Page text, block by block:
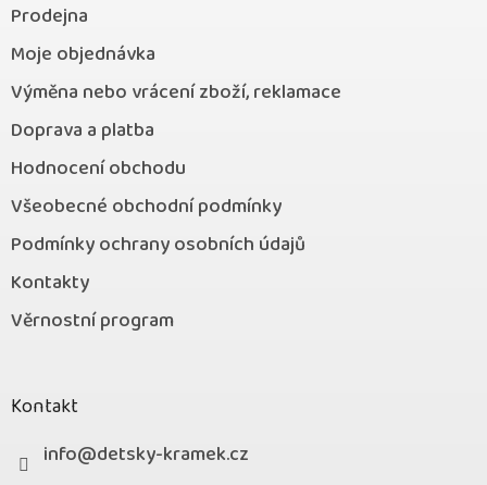
Prodejna
Moje objednávka
Výměna nebo vrácení zboží, reklamace
Doprava a platba
Hodnocení obchodu
Všeobecné obchodní podmínky
Podmínky ochrany osobních údajů
Kontakty
Věrnostní program
Kontakt
info@detsky-kramek.cz